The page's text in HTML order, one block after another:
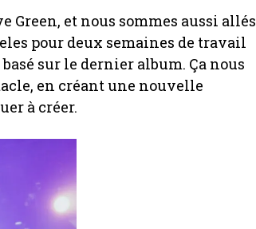
Green, et nous sommes aussi allés
pour deux semaines de travail
sur le dernier album. Ça nous
en créant une nouvelle
à créer.